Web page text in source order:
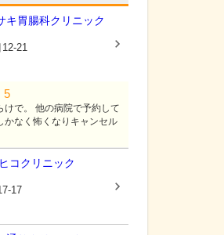
キ胃腸科クリニック
21
5
で。 他の病院で予約して
かなく怖くなりキャンセル
コクリニック
17